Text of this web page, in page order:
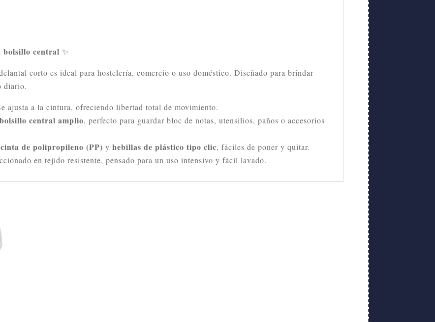
bolsillo central ✨
corto es ideal para hostelería, comercio o uso doméstico. Diseñado para brindar
diario.
ajusta a la cintura, ofreciendo libertad total de movimiento.
bolsillo central amplio, perfecto para guardar bloc de notas, utensilios, paños o accesorios
cinta de polipropileno (PP) y hebillas de plástico tipo clic, fáciles de poner y quitar.
en tejido resistente, pensado para un uso intensivo y fácil lavado.